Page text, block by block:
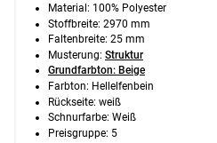
Material: 100% Polyester
Stoffbreite: 2970 mm
Faltenbreite: 25 mm
Musterung: Struktur
Grundfarbton: Beige
Farbton: Hellelfenbein
Rückseite: weiß
Schnurfarbe: Weiß
Preisgruppe: 5